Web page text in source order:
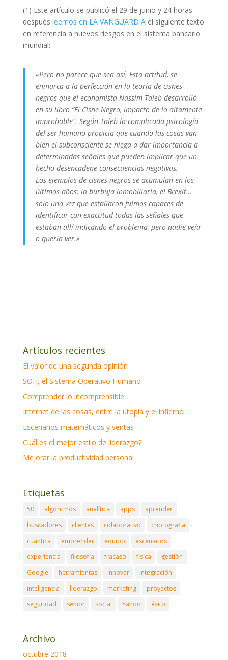
(1) Este artículo se publicó el 29 de junio y 24 horas
después leemos en LA VANGUARDIAel siguiente texto
en referencia a nuevos riesgos en el sistema bancario
mundial:
«Pero no parece que sea así. Esta actitud, se
enmarca a la perfección en la teoría de cisnes
negros que el economista Nassim Taleb desarrolló
en su libro “El Cisne Negro, impacto de lo altamente
improbable”. Según Taleb la complicada psicología
del ser humano propicia que cuando las cosas van
bien el subconsciente se niega a dar importancia a
determinadas señales que pueden implicar que un
hecho desencadene consecuencias negativas.
Los ejemplos de cisnes negros se acumulan en los
últimos años: la burbuja inmobiliaria, el Brexit…
solo una vez que estallaron fuimos capaces de
identificar con exactitud todas las señales que
estaban allí indicando el problema, pero nadie veía
o quería ver.»
Artículos recientes
El valor de una segunda opinión
SOH, el Sistema Operativo Humano
Comprender lo incomprensible
Internet de las cosas, entre la utopia y el infierno
Escenarios matemáticos y ventas
Cuál es el mejor estilo de liderazgo?
Mejorar la productividad personal
Etiquetas
50 algoritmos analítica apps
aprender
buscadores
clientes colaborativo
criptografia
cuántica
emprender equipo
escenarios
experiencia
filosofía fracaso física
gestión
Google
herramientas innovar
integración
inteligencia
liderazgo marketing
proyectos
seguridad
senior social Yahoo éxito
Archivo
octubre 2018